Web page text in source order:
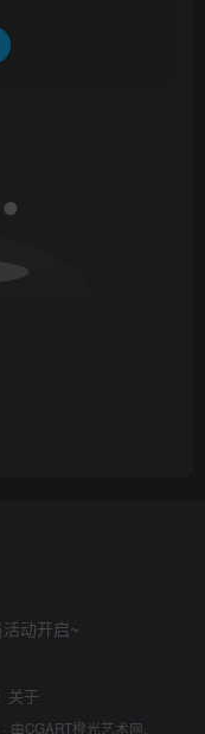
动开启~
关于
· 由CGART橙光艺术网.